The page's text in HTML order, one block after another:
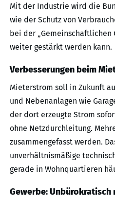
Mit der Industrie wird die
wie der Schutz von
bei der „Gemeinschaftlichen
weiter gestärkt werden kann.
Verbesserungen beim
Mieterstrom soll in Zukunft
und Nebenanlagen wie
der dort erzeugte Strom
ohne Netzdurchleitung.
zusammengefasst werden.
unverhältnismäßige
gerade in Wohnquartieren
Gewerbe: Unbürokratisch